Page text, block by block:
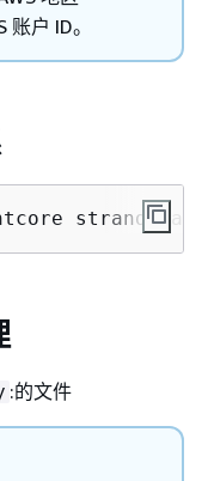
账户 ID。
strands-
:的文件